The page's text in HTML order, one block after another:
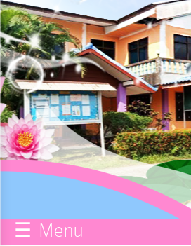
บุคลากร
แผน
ยุทธศาสตร์
ข่าวสาร
☰ Menu